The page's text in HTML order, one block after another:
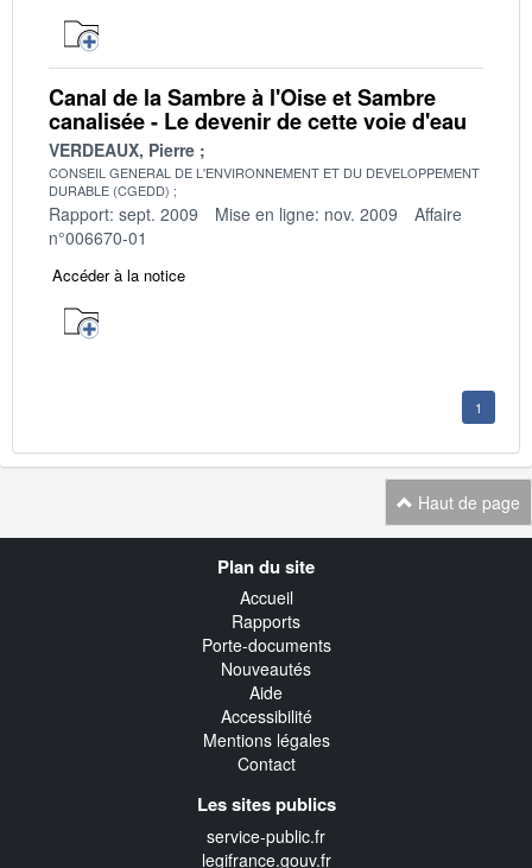
Canal de la Sambre à l'Oise et Sambre
canalisée - Le devenir de cette voie d'eau
VERDEAUX, Pierre
CONSEIL GENERAL DE L'ENVIRONNEMENT ET DU DEVELOPPEMENT
DURABLE (CGEDD)
Rapport: sept. 2009 Mise en ligne: nov. 2009
Affaire
n°006670-01
Accéder à la notice
1
Haut de page
Plan du site
Accueil
Rapports
Porte-documents
Nouveautés
Aide
Accessibilité
Mentions légales
Contact
Les sites publics
service-public.fr
legifrance.gouv.fr